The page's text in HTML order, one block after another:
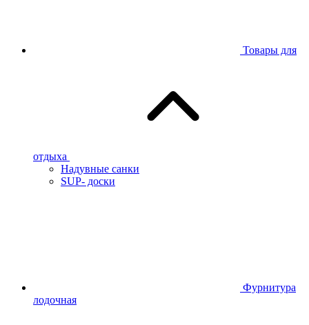
Товары для
отдыха
Надувные санки
SUP- доски
Фурнитура
лодочная